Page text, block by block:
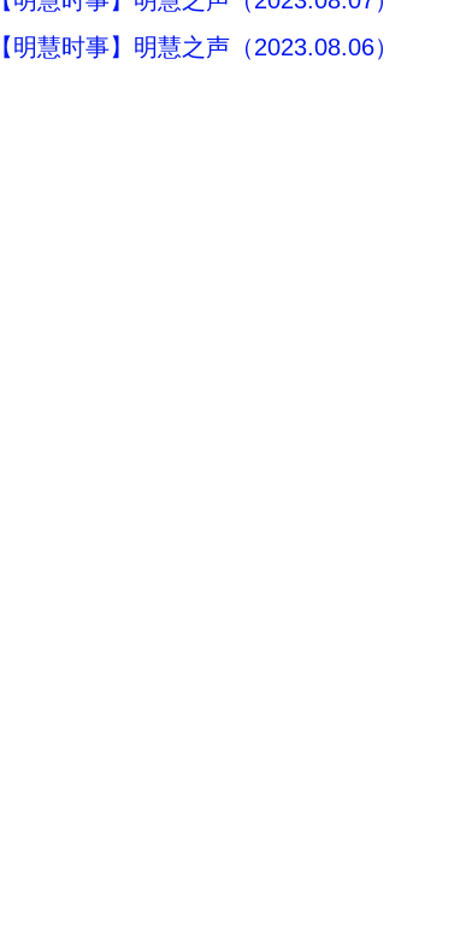
【明慧时事】明慧之声（2023.08.06）